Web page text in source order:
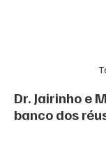
Dr. Jairinho e
banco dos